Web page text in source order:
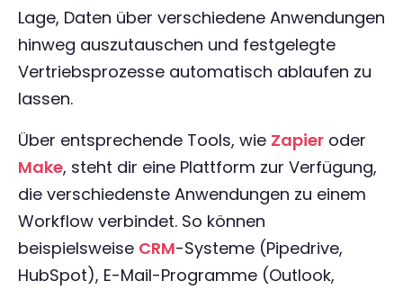
Lage, Daten über verschiedene Anwendungen
hinweg auszutauschen und festgelegte
Vertriebsprozesse automatisch ablaufen zu
lassen.
Über entsprechende Tools, wie Zapier oder
Make, steht dir eine Plattform zur Verfügung,
die verschiedenste Anwendungen zu einem
Workflow verbindet. So können
beispielsweise CRM-Systeme (Pipedrive,
HubSpot), E-Mail-Programme (Outlook,